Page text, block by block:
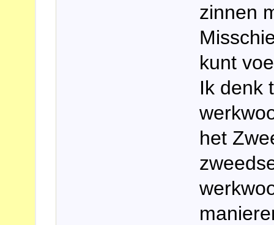
zinnen
kunt
Ik denk
het